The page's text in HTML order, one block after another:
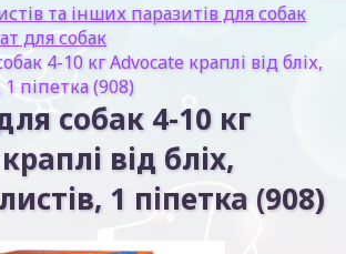
та інших паразитів для собак
для собак
4-10 кг Advocate краплі від бліх,
1 піпетка (908)
собак 4-10 кг
від бліх,
1 піпетка (908)